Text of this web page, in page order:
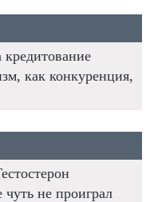
кредитование
как конкуренция,
не проиграл